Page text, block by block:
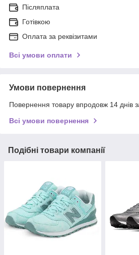
Післяплата
Готівкою
Оплата за реквізитами
Всі умови оплати
Умови повернення
Повернення товару впродовж 14 днів
Всі умови повернення
Подібні товари компанії